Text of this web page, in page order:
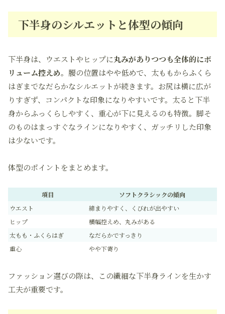
下半身のシルエットと体型の傾向
下半身は、ウエストやヒップに丸みがありつつも全体的にボ
リューム控えめ。腰の位置はやや低めで、太ももからふくら
はぎまでなだらかなシルエットが続きます。お尻は横に広が
りすぎず、コンパクトな印象になりやすいです。太ると下半
身からふっくらしやすく、重心が下に見えるのも特徴。脚そ
のものはまっすぐなラインになりやすく、ガッチリした印象
は少ないです。
体型のポイントをまとめます。
項目
ソフトクラシックの傾向
ウエスト
締まりやすく、くびれが出やすい
ヒップ
横幅控えめ、丸みがある
太もも・ふくらはぎ
なだらかですっきり
重心
やや下寄り
ファッション選びの際は、この繊細な下半身ラインを生かす
工夫が重要です。